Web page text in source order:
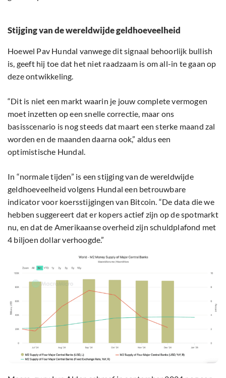
Stijging van de wereldwijde geldhoeveelheid
Hoewel Pav Hundal vanwege dit signaal behoorlijk bullish
is, geeft hij toe dat het niet raadzaam is om all-in te gaan op
deze ontwikkeling.
“Dit is niet een markt waarin je jouw complete vermogen
moet inzetten op een snelle correctie, maar ons
basisscenario is nog steeds dat maart een sterke maand zal
worden en de maanden daarna ook,” aldus een
optimistische Hundal.
In “normale tijden” is een stijging van de wereldwijde
geldhoeveelheid volgens Hundal een betrouwbare
indicator voor koersstijgingen van Bitcoin. “De data die we
hebben suggereert dat er kopers actief zijn op de spotmarkt
nu, en dat de Amerikaanse overheid zijn schuldplafond met
4 biljoen dollar verhoogde.”